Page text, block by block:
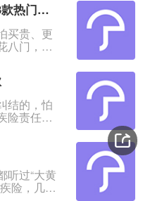
2026成人重疾险选购指南：3款热门产品全面测评
买贵、更
八门，条
碑、性价
你是预算
小异常、
。&nbsp;
人首选，
结的，怕
险责任越
单前列
身体状况
疾险，如
这3款产品
听过“大黄
险，几乎